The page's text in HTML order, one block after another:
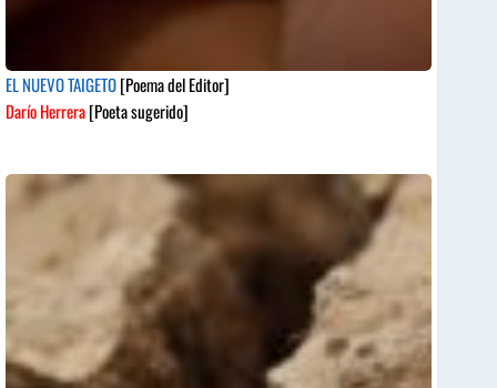
EL NUEVO TAIGETO[Poema del Editor]
Darío Herrera[Poeta sugerido]